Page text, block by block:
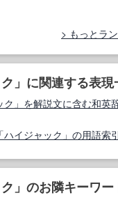
もっとラ
ク」に関連する表
ク」を解説文に含む和英
イジャック」の用語索引
ク」のお隣キーワー